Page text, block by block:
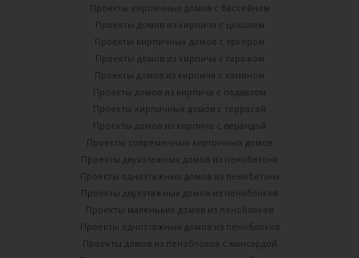
Проекты кирпичных домов с бассейном
Проекты домов из кирпича с цоколем
Проекты кирпичных домов с эркером
Проекты домов из кирпича с гаражом
Проекты домов из кирпича с камином
Проекты домов из кирпича с подвалом
Проекты кирпичных домов с террасой
Проекты домов из кирпича с верандой
Проекты современных кирпичных домов
Проекты двухэтажных домов из пенобетона
Проекты одноэтажных домов из пенобетона
Проекты двухэтажных домов из пеноблоков
Проекты маленьких домов из пеноблоков
Проекты одноэтажных домов из пеноблоков
Проекты домов из пеноблоков с мансардой